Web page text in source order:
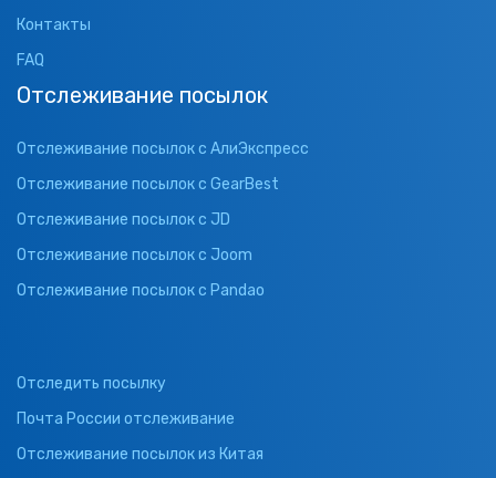
Контакты
FAQ
Отслеживание посылок
Отслеживание посылок с АлиЭкспресс
Отслеживание посылок с GearBest
Отслеживание посылок с JD
Отслеживание посылок с Joom
Отслеживание посылок с Pandao
Отследить посылку
Почта России отслеживание
Отслеживание посылок из Китая